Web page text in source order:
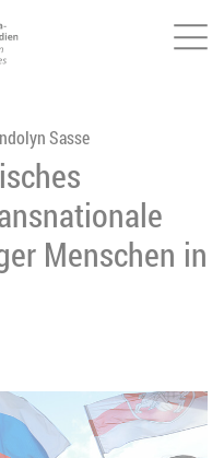
Sasse
Menschen in